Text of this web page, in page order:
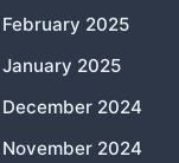
February 2025
January 2025
December 2024
November 2024